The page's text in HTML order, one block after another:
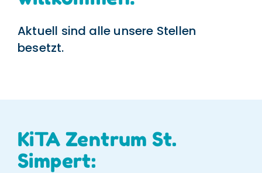
Aktuell sind alle unsere Stellen
besetzt.
KiTA Zentrum St.
Simpert: